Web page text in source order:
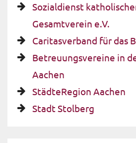
Sozialdienst
Gesamtverein e.V.
Caritasverband für das
Betreuungsvereine in
Aachen
StädteRegion Aachen
Stadt Stolberg